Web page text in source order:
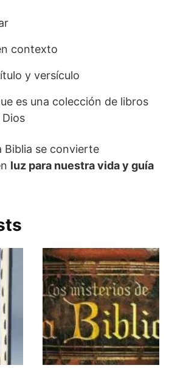
contexto
y versículo
es una colección de libros
Biblia se convierte
luz para nuestra vida y guía